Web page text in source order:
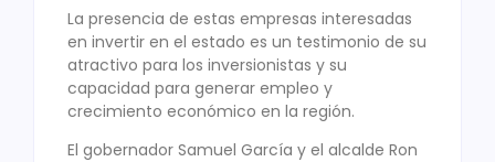
La presencia de estas empresas interesadas
en invertir en el estado es un testimonio de su
atractivo para los inversionistas y su
capacidad para generar empleo y
crecimiento económico en la región.
El gobernador Samuel García y el alcalde Ron